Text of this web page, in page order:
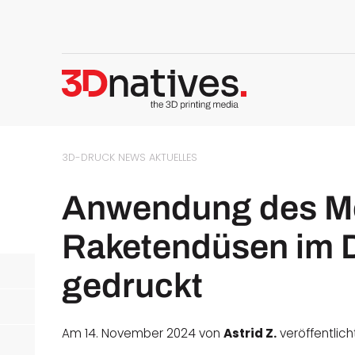
3D-DRUCK NEWS AKTUELLES
Anwendung des
Raketendüsen im
gedruckt
Am 14. November 2024 vonAstrid Z.